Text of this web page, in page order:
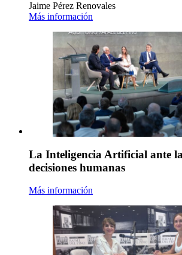
Jaime Pérez Renovales
Más información
La Inteligencia Artificial ante
decisiones humanas
Más información